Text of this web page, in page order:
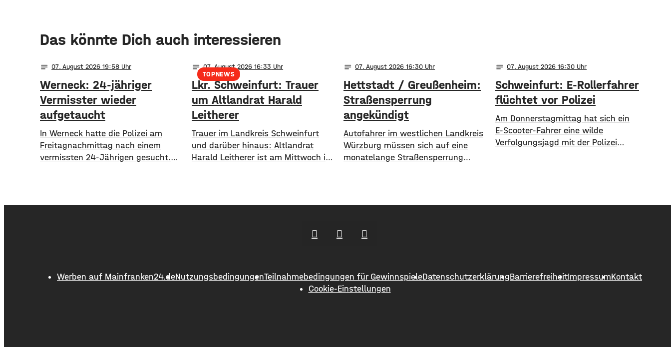
Das könnte Dich auch interessieren
notes 07. August 2026 19:58
Werneck: 24-jähriger
Vermisster wieder
aufgetaucht
In Werneck hatte die Polizei am
Freitagnachmittag nach einem
vermissten 24-Jährigen gesucht.
für viel Aufsehen gesorgt, da auch
TOPNEWS
notes 07. August 2026 16:33
Lkr. Schweinfurt: Trauer
um Altlandrat Harald
Leitherer
Trauer im Landkreis Schweinfurt
und darüber hinaus: Altlandrat
Harald Leitherer ist am Mittwoch im
Schweinfurt. In seiner Amtszeit
flächendeckendes Radwegenetz mit
führte der
notes 07. August 2026 16:30
Hettstadt / Greußenheim:
Straßensperrung
angekündigt
Autofahrer im westlichen Landkreis
Würzburg müssen sich auf eine
monatelange Straßensperrung
Das kündigt das Staatliche Bauamt
werden, sie weist Verdrückungen,
Abbrüche, Risse und gebrochene
werden. Die Arbeiten seien unter
notes 07. August 2026 16:30
Schweinfurt: E-Rollerfahrer
flüchtet vor Polizei
Am Donnerstagmittag hat sich ein
E-Scooter-Fahrer eine wilde
Verfolgungsjagd mit der Polizei
Geschwindigkeit fuhr er in Richtung
Werben auf Mainfranken24.deNutzungsbedingungenTeilnahmebedingungen für GewinnspieleDatenschutzerklärungBarrierefreiheitImpressumKontakt
Cookie-Einstellungen